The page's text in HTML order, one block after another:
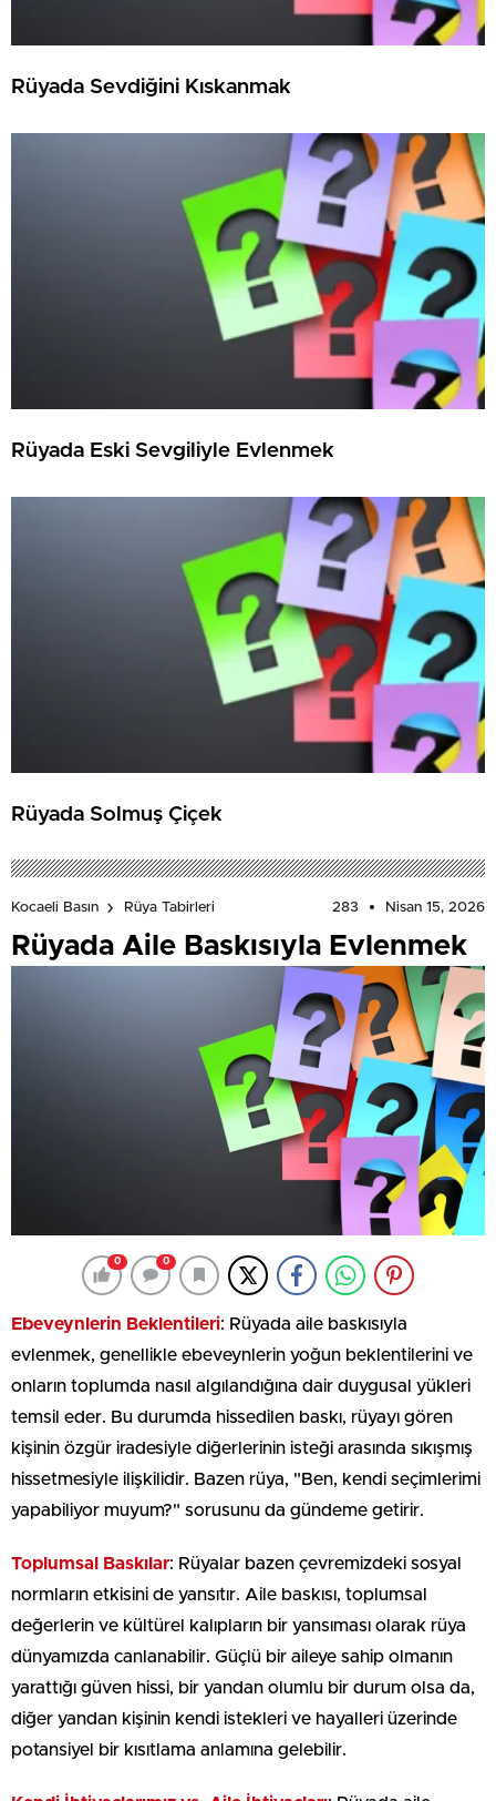
Rüyada Sevdiğini Kıskanmak
Rüyada Eski Sevgiliyle Evlenmek
Rüyada Solmuş Çiçek
Kocaeli Basın Rüya Tabirleri 283 Nisan 15, 2026
Rüyada Aile Baskısıyla Evlenmek
0 0
Ebeveynlerin Beklentileri: Rüyada aile baskısıyla
evlenmek, genellikle ebeveynlerin yoğun beklentilerini ve
onların toplumda nasıl algılandığına dair duygusal yükleri
temsil eder. Bu durumda hissedilen baskı, rüyayı gören
kişinin özgür iradesiyle diğerlerinin isteği arasında sıkışmış
hissetmesiyle ilişkilidir. Bazen rüya, "Ben, kendi seçimlerimi
yapabiliyor muyum?" sorusunu da gündeme getirir.
Toplumsal Baskılar: Rüyalar bazen çevremizdeki sosyal
normların etkisini de yansıtır. Aile baskısı, toplumsal
değerlerin ve kültürel kalıpların bir yansıması olarak rüya
dünyamızda canlanabilir. Güçlü bir aileye sahip olmanın
yarattığı güven hissi, bir yandan olumlu bir durum olsa da,
diğer yandan kişinin kendi istekleri ve hayalleri üzerinde
potansiyel bir kısıtlama anlamına gelebilir.